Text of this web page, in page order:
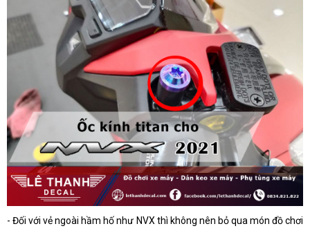
-Đối với vẻ ngoài hầm hố như NVX thì không nên bỏ qua món đồ chơi